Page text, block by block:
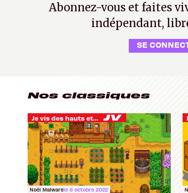
Abonnez-vous et faites
indépendant,
SE
Nos classiques
Je vis des hauts et des bas
Noël Malwarele 6 octobre 2022